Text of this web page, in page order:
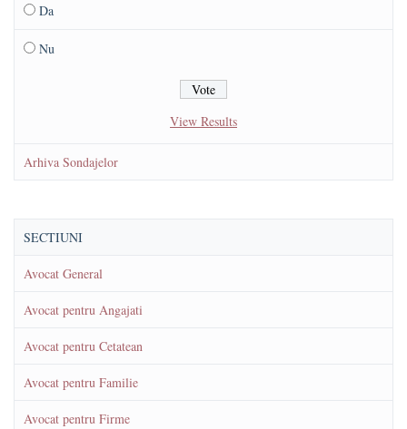
Da
Nu
View Results
Arhiva Sondajelor
SECTIUNI
Avocat General
Avocat pentru Angajati
Avocat pentru Cetatean
Avocat pentru Familie
Avocat pentru Firme